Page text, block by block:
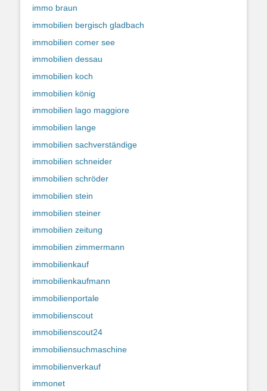
immo braun
immobilien bergisch gladbach
immobilien comer see
immobilien dessau
immobilien koch
immobilien könig
immobilien lago maggiore
immobilien lange
immobilien sachverständige
immobilien schneider
immobilien schröder
immobilien stein
immobilien steiner
immobilien zeitung
immobilien zimmermann
immobilienkauf
immobilienkaufmann
immobilienportale
immobilienscout
immobilienscout24
immobiliensuchmaschine
immobilienverkauf
immonet